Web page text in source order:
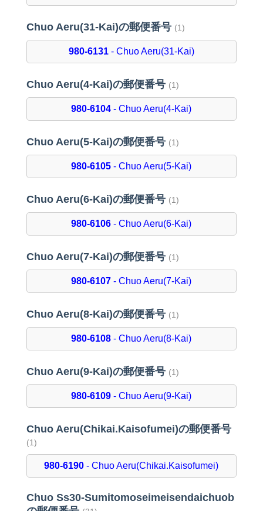
Chuo Aeru(31-Kai)の郵便番号 (1)
980-6131- Chuo Aeru(31-Kai)
Chuo Aeru(4-Kai)の郵便番号 (1)
980-6104 - Chuo Aeru(4-Kai)
Chuo Aeru(5-Kai)の郵便番号 (1)
980-6105 - Chuo Aeru(5-Kai)
Chuo Aeru(6-Kai)の郵便番号 (1)
980-6106 - Chuo Aeru(6-Kai)
Chuo Aeru(7-Kai)の郵便番号 (1)
980-6107 - Chuo Aeru(7-Kai)
Chuo Aeru(8-Kai)の郵便番号 (1)
980-6108 - Chuo Aeru(8-Kai)
Chuo Aeru(9-Kai)の郵便番号 (1)
980-6109 - Chuo Aeru(9-Kai)
Chuo Aeru(Chikai.Kaisofumei)の郵便番号
(1)
980-6190 - Chuo Aeru(Chikai.Kaisofumei)
Chuo Ss30-Sumitomoseimeisendaichuob